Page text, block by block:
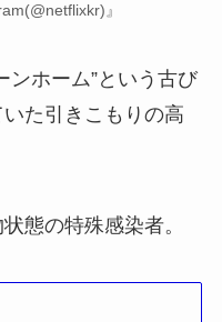
』
ンホーム”という古び
た引きこもりの高
態の特殊感染者。